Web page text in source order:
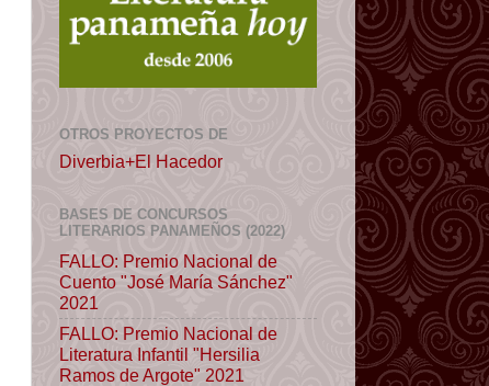
OTROS PROYECTOS DE
Diverbia+El Hacedor
BASES DE CONCURSOS
LITERARIOS PANAMEÑOS (2022)
FALLO: Premio Nacional de
Cuento "José María Sánchez"
2021
FALLO: Premio Nacional de
Literatura Infantil "Hersilia
Ramos de Argote" 2021